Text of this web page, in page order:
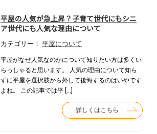
平屋の人気が急上昇？子育て世代にもシニ
ア世代にも人気な理由について
カテゴリー： 平屋について
平屋がなぜ人気なのかについて知りたい方は多くい
らっしゃると思います。 人気の理由について知ら
ずに平屋を選択肢から外して後悔するのはいやです
よね。 この記事では平 […]
詳しくはこちら